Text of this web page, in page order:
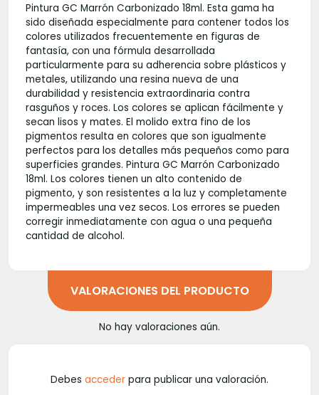
Pintura GC Marrón Carbonizado 18ml. Esta gama ha
sido diseñada especialmente para contener todos los
colores utilizados frecuentemente en figuras de
fantasía, con una fórmula desarrollada
particularmente para su adherencia sobre plásticos y
metales, utilizando una resina nueva de una
durabilidad y resistencia extraordinaria contra
rasguños y roces. Los colores se aplican fácilmente y
secan lisos y mates. El molido extra fino de los
pigmentos resulta en colores que son igualmente
perfectos para los detalles más pequeños como para
superficies grandes. Pintura GC Marrón Carbonizado
18ml. Los colores tienen un alto contenido de
pigmento, y son resistentes a la luz y completamente
impermeables una vez secos. Los errores se pueden
corregir inmediatamente con agua o una pequeña
cantidad de alcohol.
VALORACIONES DEL PRODUCTO
No hay valoraciones aún.
Debes acceder para publicar una valoración.